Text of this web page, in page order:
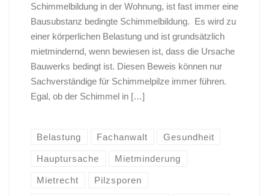
Schimmelbildung in der Wohnung, ist fast immer eine
Bausubstanz bedingte Schimmelbildung. Es wird zu
einer körperlichen Belastung und ist grundsätzlich
mietmindernd, wenn bewiesen ist, dass die Ursache
Bauwerks bedingt ist. Diesen Beweis können nur
Sachverständige für Schimmelpilze immer führen.
Egal, ob der Schimmel in […]
Belastung Fachanwalt Gesundheit
Hauptursache Mietminderung
Mietrecht Pilzsporen